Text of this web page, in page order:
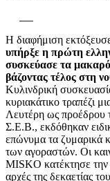
Η διαφήμιση εκτόξευσε
υπήρξε η πρώτη
συσκεύασε τα
βάζοντας τέλος στη
Κυλινδρική
κυριακάτικο τραπέζι
Λευτέρη ως προέδρου
Σ.Ε.Β., εκδόθηκαν
επώνυμα τα ζυμαρικά
των αγοραστών. Οι
MISKO κατέκτησε
αρχές της δεκαετίας